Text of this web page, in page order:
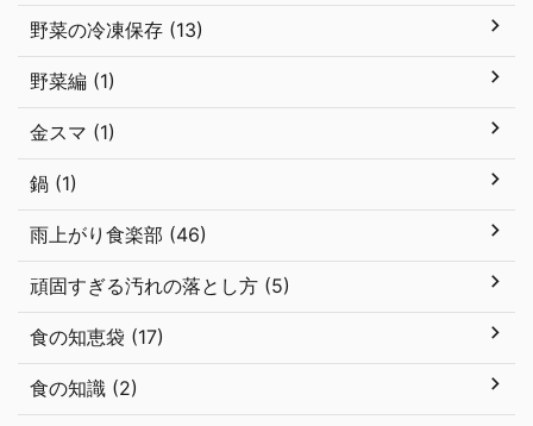
野菜の冷凍保存 (13)
野菜編 (1)
金スマ (1)
鍋 (1)
雨上がり食楽部 (46)
頑固すぎる汚れの落とし方 (5)
食の知恵袋 (17)
食の知識 (2)